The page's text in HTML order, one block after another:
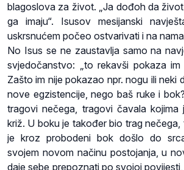
blagoslova za život. „Ja dođoh da
ga imaju“. Isusov mesijanski
uskrsnućem počeo ostvarivati i na
No Isus se ne zaustavlja samo na
svjedočanstvo: „to rekavši pokaza
Zašto im nije pokazao npr. nogu ili neki
nove egzistencije, nego baš ruke i
tragovi nečega, tragovi čavala
križ. U boku je također bio trag nečega,
je kroz probodeni bok došlo do
svojem novom načinu postojanja, u
daje sebe prepoznati po svojoj